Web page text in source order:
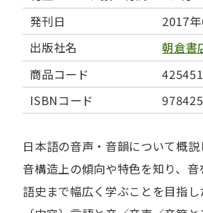
発刊日
2017
出版社名
朝倉書
商品コード
ISBNコード
日本語の音声・音韻について概
音構造上の傾向や特色を知り、音
語史まで幅広く学ぶことを目指し